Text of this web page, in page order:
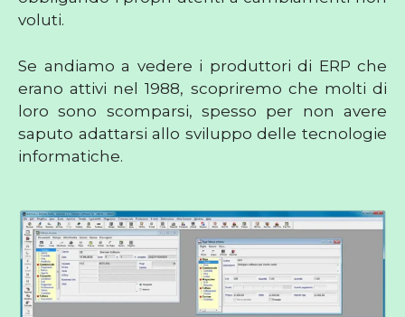
voluti.
Se andiamo a vedere i produttori di ERP che
erano attivi nel 1988, scopriremo che molti di
loro sono scomparsi, spesso per non avere
saputo adattarsi allo sviluppo delle tecnologie
informatiche.